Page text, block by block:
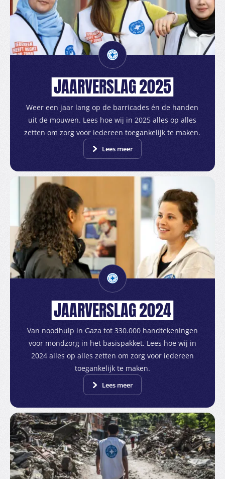
JAARVERSLAG2025
Weer een jaar lang op de barricades én de handen
uit de mouwen. Lees hoe wij in 2025 alles op alles
zetten om zorg voor iedereen toegankelijk te maken.
Lees meer
JAARVERSLAG2024
Van noodhulp in Gaza tot 330.000 handtekeningen
voor mondzorg in het basispakket. Lees hoe wij in
2024 alles op alles zetten om zorg voor iedereen
toegankelijk te maken.
Lees meer